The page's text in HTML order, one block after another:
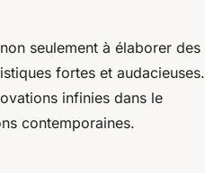
seulement à élaborer des
fortes et audacieuses.
infinies dans le
contemporaines.